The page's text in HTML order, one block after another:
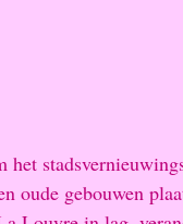
oude gebouwen